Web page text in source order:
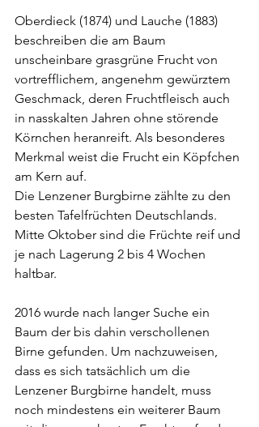
Oberdieck (1874) und Lauche (1883)
beschreiben die am Baum
unscheinbare grasgrüne Frucht von
vortrefflichem, angenehm gewürztem
Geschmack, deren Fruchtfleisch auch
in nasskalten Jahren ohne störende
Körnchen heranreift. Als besonderes
Merkmal weist die Frucht ein Köpfchen
am Kern auf.
Die Lenzener Burgbirne zählte zu den
besten Tafelfrüchten Deutschlands.
Mitte Oktober sind die Früchte reif und
je nach Lagerung 2 bis 4 Wochen
haltbar.
2016 wurde nach langer Suche ein
Baum der bis dahin verschollenen
Birne gefunden. Um nachzuweisen,
dass es sich tatsächlich um die
Lenzener Burgbirne handelt, muss
noch mindestens ein weiterer Baum